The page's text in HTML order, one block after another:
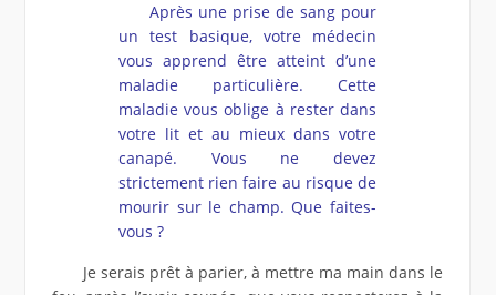
Après une prise de sang pour
un test basique, votre médecin
vous apprend être atteint d’une
maladie particulière. Cette
maladie vous oblige à rester dans
votre lit et au mieux dans votre
canapé. Vous ne devez
strictement rien faire au risque de
mourir sur le champ. Que faites-
vous ?
Je serais prêt à parier, à mettre ma main dans le